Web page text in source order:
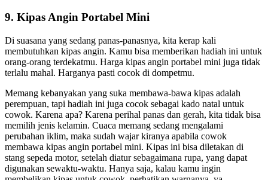
9. Kipas Angin Portabel Mini
Di suasana yang sedang panas-panasnya, kita kerap kali
membutuhkan kipas angin. Kamu bisa memberikan hadiah ini untuk
orang-orang terdekatmu. Harga kipas angin portabel mini juga tidak
terlalu mahal. Harganya pasti cocok di dompetmu.
Memang kebanyakan yang suka membawa-bawa kipas adalah
perempuan, tapi hadiah ini juga cocok sebagai kado natal untuk
cowok. Karena apa? Karena perihal panas dan gerah, kita tidak bisa
memilih jenis kelamin. Cuaca memang sedang mengalami
perubahan iklim, maka sudah wajar kiranya apabila cowok
membawa kipas angin portabel mini. Kipas ini bisa diletakan di
stang sepeda motor, setelah diatur sebagaimana rupa, yang dapat
digunakan sewaktu-waktu. Hanya saja, kalau kamu ingin